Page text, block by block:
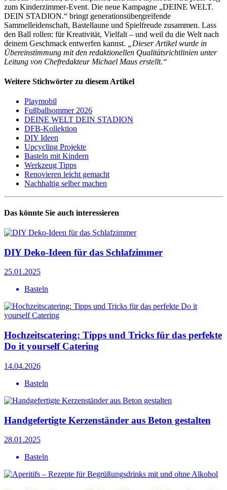
zum Kinderzimmer-Event. Die neue Kampagne „DEINE WELT.
DEIN STADION.“ bringt generationsübergreifende
Sammelleidenschaft, Bastellaune und Spielfreude zusammen. Lass
den Ball rollen: für Kreativität, Vielfalt – und weil du die Welt nach
deinem Geschmack entwerfen kannst.
„Dieser Artikel wurde in
Übereinstimmung mit den redaktionellen Qualitätsrichtlinien unter
Leitung von Chefredakteur Michael Maus erstellt.“
Weitere Stichwörter zu diesem Artikel
Playmobil
Fußballsommer 2026
DEINE WELT DEIN STADION
DFB-Kollektion
DIY Ideen
Upcycling Projekte
Basteln mit Kindern
Werkzeug Tipps
Renovieren leicht gemacht
Nachhaltig selber machen
Das könnte Sie auch interessieren
DIY Deko-Ideen für das Schlafzimmer
25.01.2025
Basteln
Hochzeitscatering: Tipps und Tricks für das perfekte
Do it yourself Catering
14.04.2026
Basteln
Handgefertigte Kerzenständer aus Beton gestalten
28.01.2025
Basteln